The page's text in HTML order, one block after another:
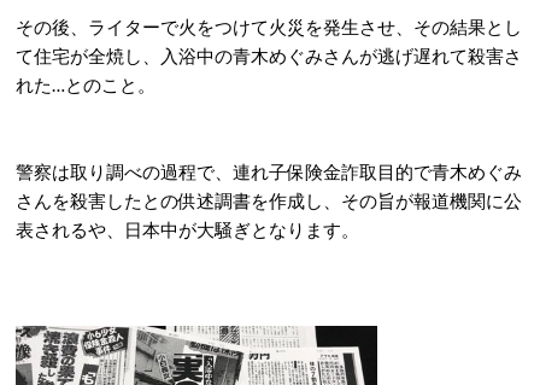
その後、ライターで火をつけて火災を発生させ、その結果とし
て住宅が全焼し、入浴中の青木めぐみさんが逃げ遅れて殺害さ
れた…とのこと。
警察は取り調べの過程で、連れ子保険金詐取目的で青木めぐみ
さんを殺害したとの供述調書を作成し、その旨が報道機関に公
表されるや、日本中が大騒ぎとなります。